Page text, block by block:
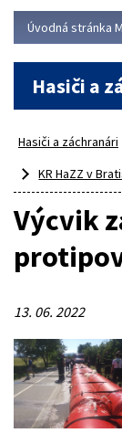
Úvodná stránka
Hasiči a
Hasiči a záchranári
KR HaZZ v
Výcvik
13. 06. 2022